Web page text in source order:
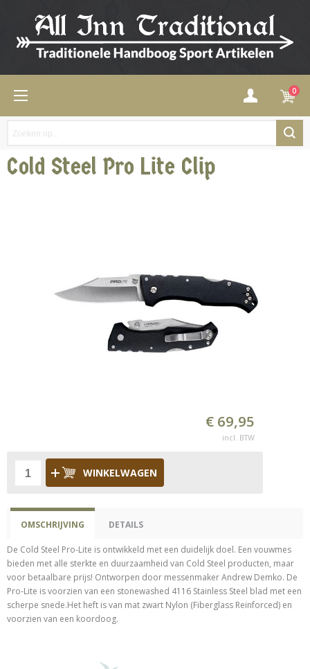
0
Cold Steel Pro Lite Clip
€ 69,95
incl. BTW
WINKELWAGEN
OMSCHRIJVING DETAILS
De Cold Steel Pro-Lite is ontwikkeld met een duidelijk doel. Een vouwmes
bieden met alle sterkte en duurzaamheid van Cold Steel producten, maar
voor betaalbare prijs! Ontworpen door messenmaker Andrew Demko. De
Pro-Lite is voorzien van een stonewashed 4116 Stainless Steel blad met een
scherpe snede.Het heft is van mat zwart Nylon (Fiberglass Reinforced) en
voorzien van een koordoog.